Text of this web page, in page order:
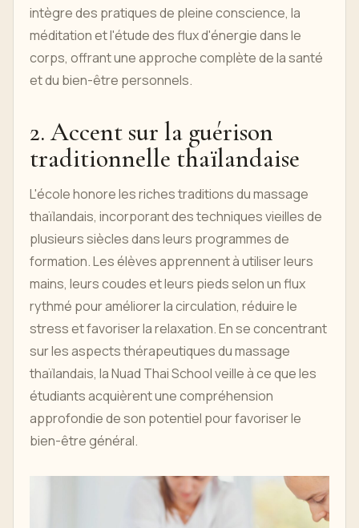
intègre des pratiques de pleine conscience, la
méditation et l'étude des flux d'énergie dans le
corps, offrant une approche complète de la santé
et du bien-être personnels.
2. Accent sur la guérison
traditionnelle thaïlandaise
L'école honore les riches traditions du massage
thaïlandais, incorporant des techniques vieilles de
plusieurs siècles dans leurs programmes de
formation. Les élèves apprennent à utiliser leurs
mains, leurs coudes et leurs pieds selon un flux
rythmé pour améliorer la circulation, réduire le
stress et favoriser la relaxation. En se concentrant
sur les aspects thérapeutiques du massage
thaïlandais, la Nuad Thai School veille à ce que les
étudiants acquièrent une compréhension
approfondie de son potentiel pour favoriser le
bien-être général.